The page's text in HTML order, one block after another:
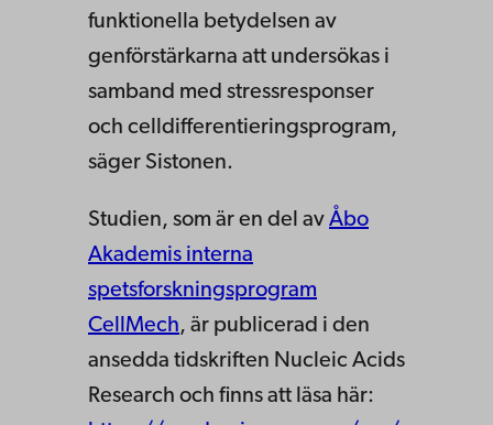
funktionella betydelsen av
genförstärkarna att undersökas i
samband med stressresponser
och celldifferentieringsprogram,
säger Sistonen.
Studien, som är en del av Åbo
Akademis interna
spetsforskningsprogram
CellMech, är publicerad i den
ansedda tidskriften Nucleic Acids
Research och finns att läsa här: